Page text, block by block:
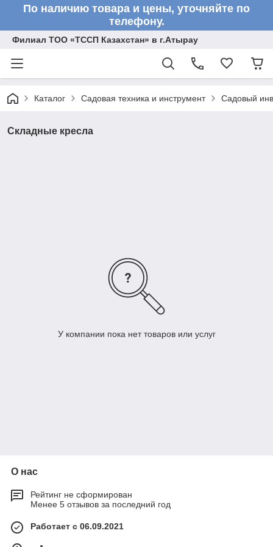
По наличию товара и цены, уточняйте по
телефону.
Филиал ТОО «ТССП Казахстан» в г.Атырау
Каталог Садовая техника и инструмент Садовый
Складные кресла
У компании пока нет товаров или услуг
О нас
Рейтинг не сформирован
Менее 5 отзывов за последний год
Работает с 06.09.2021